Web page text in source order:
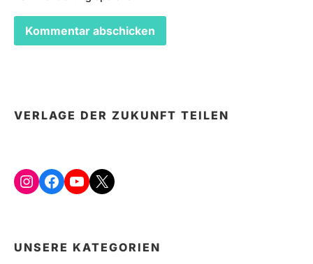
VERLAGE DER ZUKUNFT TEILEN
Instagram
Facebook
YouTube
X
UNSERE KATEGORIEN